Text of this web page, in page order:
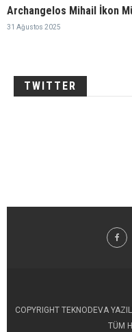
Archangelos Mihail İkon
31 Ağustos 2025
TWITTER
COPYRIGHT TEKNODEVA
TÜM